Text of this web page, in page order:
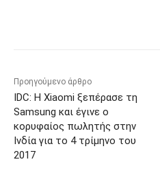
Προηγούμενο άρθρο
IDC: Η Xiaomi ξεπέρασε τη
Samsung και έγινε ο
κορυφαίος πωλητής στην
Ινδία για το 4 τρίμηνο του
2017